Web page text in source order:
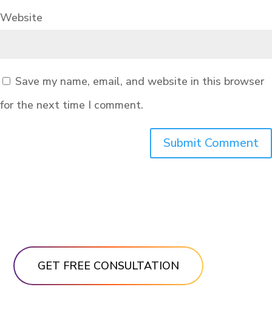
Website
Save my name, email, and website in this browser
for the next time I comment.